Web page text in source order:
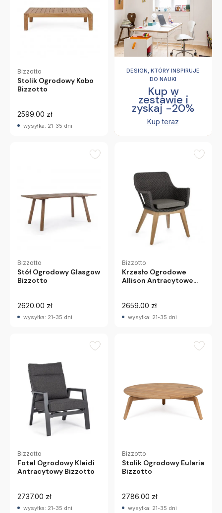
Bizzotto
Stolik Ogrodowy Kobo
Bizzotto
2599.00 zł
wysyłka: 21-35 dni
DESIGN, KTÓRY INSPIRUJE
DO NAUKI
Kup w
zestawie i
zyskaj -20%
Kup teraz
Bizzotto
Stół Ogrodowy Glasgow
Bizzotto
2620.00 zł
wysyłka: 21-35 dni
Bizzotto
Krzesło Ogrodowe
Allison Antracytowe
2659.00 zł
wysyłka: 21-35 dni
Bizzotto
Fotel Ogrodowy Kleidi
Antracytowy Bizzotto
2737.00 zł
wysyłka: 21-35 dni
Bizzotto
Stolik Ogrodowy Eularia
Bizzotto
2786.00 zł
wysyłka: 21-35 dni